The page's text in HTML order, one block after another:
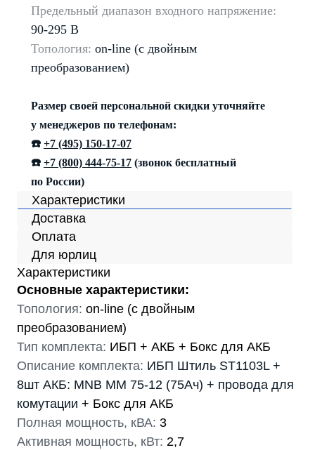
Предельный диапазон входного напряжение:
90-295 В
Топология: on-line (с двойным
преобразованием)
Размер своей персональной скидки уточняйте
у менеджеров по телефонам:
☎️ +7 (495) 150-17-07
☎️ +7 (800) 444-75-17 (звонок бесплатный
по России)
Характеристики
Доставка
Оплата
Для юрлиц
Характеристики
Основные характеристики:
Топология: on-line (с двойным
преобразованием)
Тип комплекта: ИБП + АКБ + Бокс для АКБ
Описание комплекта: ИБП Штиль ST1103L +
8шт АКБ: MNB MM 75-12 (75Ач) + провода для
комутации + Бокс для АКБ
Полная мощность, кВА: 3
Активная мощность, кВт: 2,7